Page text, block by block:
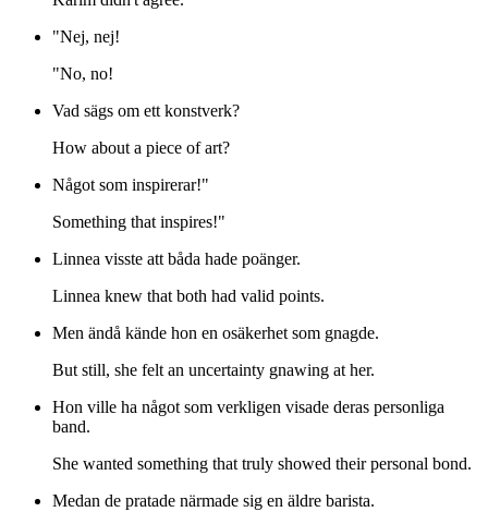
"Nej, nej!
"No, no!
Vad sägs om ett konstverk?
How about a piece of art?
Något som inspirerar!"
Something that inspires!"
Linnea visste att båda hade poänger.
Linnea knew that both had valid points.
Men ändå kände hon en osäkerhet som gnagde.
But still, she felt an uncertainty gnawing at her.
Hon ville ha något som verkligen visade deras personliga
band.
She wanted something that truly showed their personal bond.
Medan de pratade närmade sig en äldre barista.